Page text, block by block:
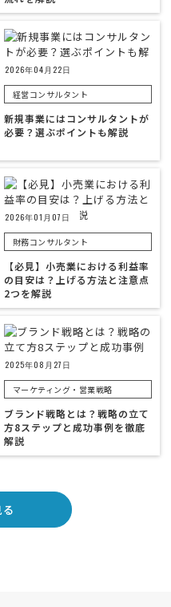
2026年04月22日
経営コンサルタント
新規事業にはコンサルタントが
必要？選ぶポイントも解説
2026年01月07日
財務コンサルタント
【必見】小売業における利益率
の目安は？上げる方法と注意点
2つを解説
2025年08月27日
マーケティング・営業戦略
ブランド戦略とは？戦略の立て
方8ステップと成功事例を徹底
解説